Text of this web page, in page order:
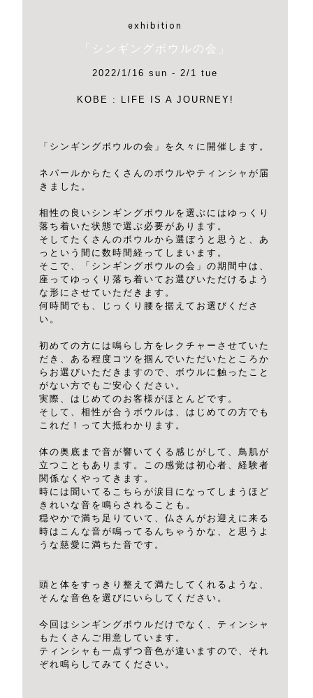
exhibition
「シンギングボウルの会」
2022/1/16 sun - 2/1 tue
KOBE : LIFE IS A JOURNEY!
「シンギングボウルの会」を久々に開催します。
ネパールからたくさんのボウルやティンシャが届
きました。
相性の良いシンギングボウルを選ぶにはゆっくり
落ち着いた状態で選ぶ必要があります。
そしてたくさんのボウルから選ぼうと思うと、あ
っという間に数時間経ってしまいます。
そこで、「シンギングボウルの会」の期間中は、
座ってゆっくり落ち着いてお選びいただけるよう
な形にさせていただきます。
何時間でも、じっくり腰を据えてお選びくださ
い。
初めての方には鳴らし方をレクチャーさせていた
だき、ある程度コツを掴んでいただいたところか
らお選びいただきますので、ボウルに触ったこと
がない方でもご安心ください。
実際、はじめてのお客様がほとんどです。
そして、相性が合うボウルは、はじめての方でも
これだ！って大抵わかります。
体の奥底まで音が響いてくる感じがして、鳥肌が
立つこともあります。この感覚は初心者、経験者
関係なくやってきます。
時には聞いてるこちらが涙目になってしまうほど
きれいな音を鳴らされることも。
穏やかで満ち足りていて、仏さんがお迎えに来る
時はこんな音が鳴ってるんちゃうかな、と思うよ
うな慈愛に満ちた音です。
頭と体をすっきり整えて満たしてくれるような、
そんな音色を選びにいらしてください。
今回はシンギングボウルだけでなく、ティンシャ
もたくさんご用意しています。
ティンシャも一点ずつ音色が違いますので、それ
ぞれ鳴らしてみてください。